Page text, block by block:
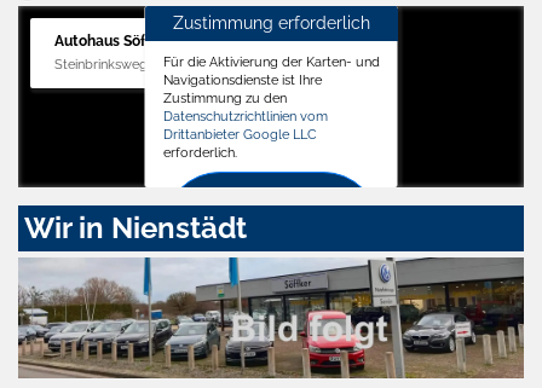
Autohaus Söffker GmbH
Steinbrinksweg 12, 31840 Hessisch Oldendorf
Zustimmung erforderlich
Für die Aktivierung der Karten- und
Navigationsdienste ist Ihre
Zustimmung zu den
Datenschutzrichtlinien vom
Drittanbieter Google LLC
erforderlich.
Zustimmen
aktivieren
Wir in Nienstädt